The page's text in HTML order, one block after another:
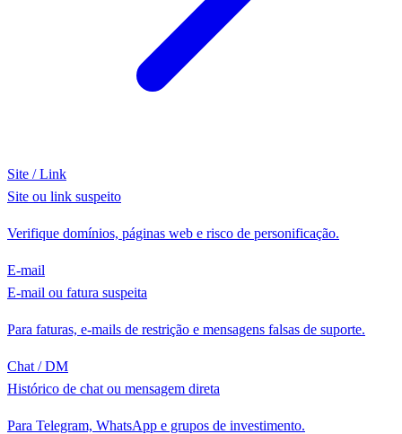
Site / Link
Site ou link suspeito
Verifique domínios, páginas web e risco de personificação.
E-mail
E-mail ou fatura suspeita
Para faturas, e-mails de restrição e mensagens falsas de suporte.
Chat / DM
Histórico de chat ou mensagem direta
Para Telegram, WhatsApp e grupos de investimento.